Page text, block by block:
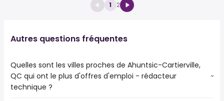
1 2
Autres questions fréquentes
Quelles sont les villes proches de Ahuntsic-Cartierville,
QC qui ont le plus d'offres d'emploi - rédacteur
technique ?